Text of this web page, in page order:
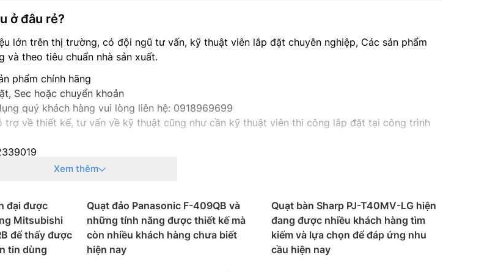
ở đâu rẻ?
lớn trên thị trường, có đội ngũ tư vấn, kỹ thuật viên lắp đặt chuyên nghiệp, Các sản phẩm
và theo tiêu chuẩn nhà sản xuất.
phẩm chính hãng
Sec hoặc chuyển khoản
quý khách hàng vui lòng liên hệ: 0918969699
trợ về thiết kế, tư vấn về kỹ thuật cũng như cần kỹ thuật viên thi công lắp đặt tại công trình
Xem thêm
đại được
Mitsubishi
để thấy được
tin dùng
Quạt đảo Panasonic F-409QB và
những tính năng được thiết kế mà
còn nhiều khách hàng chưa biết
hiện nay
Quạt bàn Sharp PJ-T40MV-LG hiện
đang được nhiều khách hàng tìm
kiếm và lựa chọn để đáp ứng nhu
cầu hiện nay